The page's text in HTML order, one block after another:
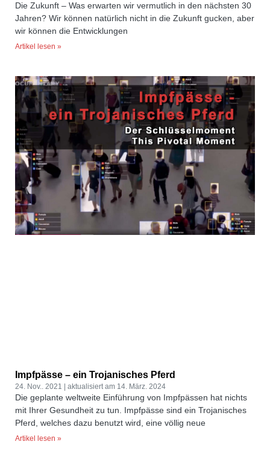
Die Zukunft – Was erwarten wir vermutlich in den nächsten 30
Jahren? Wir können natürlich nicht in die Zukunft gucken, aber
wir können die Entwicklungen
Artikel lesen »
Impfpässe – ein Trojanisches Pferd
24. Nov.. 2021 14. März. 2024
Die geplante weltweite Einführung von Impfpässen hat nichts
mit Ihrer Gesundheit zu tun. Impfpässe sind ein Trojanisches
Pferd, welches dazu benutzt wird, eine völlig neue
Artikel lesen »